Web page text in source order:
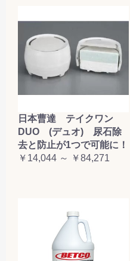
日本曹達 テイクワン
DUO (デュオ) 尿石除
去と防止が1つで可能に！
￥14,044 ～ ￥84,271